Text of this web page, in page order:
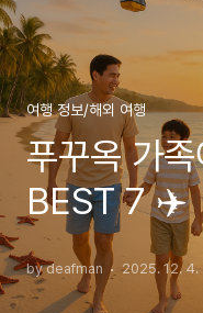
여행 정보/해외 여행
푸꾸옥 가
BEST 7 ✈️
by deafman 2025. 12. 4.